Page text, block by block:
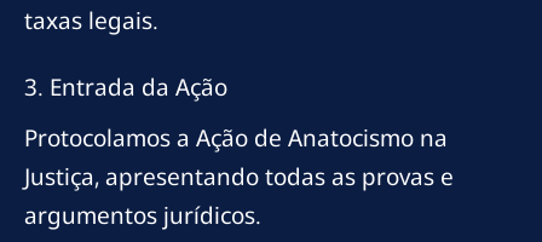
taxas legais.
3. Entrada da Ação
Protocolamos a Ação de Anatocismo na
Justiça, apresentando todas as provas e
argumentos jurídicos.